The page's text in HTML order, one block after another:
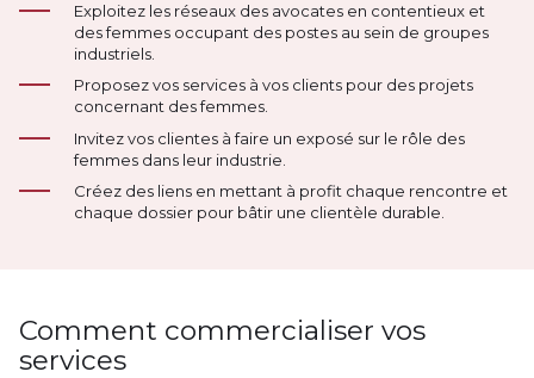
Exploitez les réseaux des avocates en contentieux et
des femmes occupant des postes au sein de groupes
industriels.
Proposez vos services à vos clients pour des projets
concernant des femmes.
Invitez vos clientes à faire un exposé sur le rôle des
femmes dans leur industrie.
Créez des liens en mettant à profit chaque rencontre et
chaque dossier pour bâtir une clientèle durable.
Comment commercialiser vos
services